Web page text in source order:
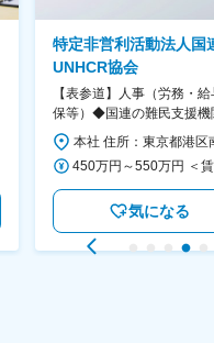
特定非営利活動法人国
UNHCR協会
【表参道】人事（労務・給
保等）◆国連の難民支援機
活動を支える日本公式支援
◆正職員登用前提
気になる